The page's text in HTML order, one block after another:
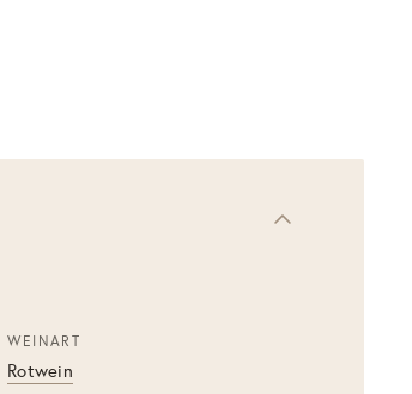
WEINART
Rotwein